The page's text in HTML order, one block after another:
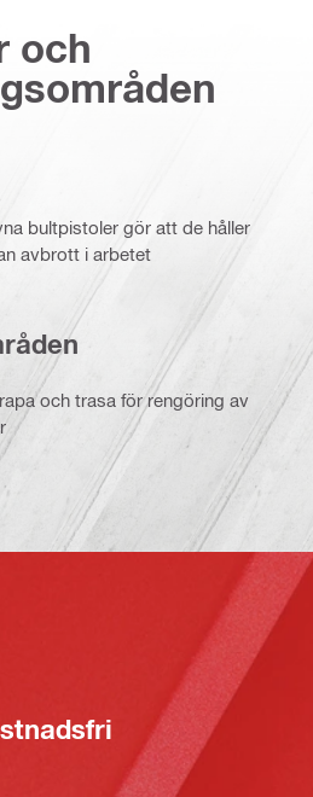
och
bultpistoler gör att de håller
avbrott i arbetet
och trasa för rengöring av